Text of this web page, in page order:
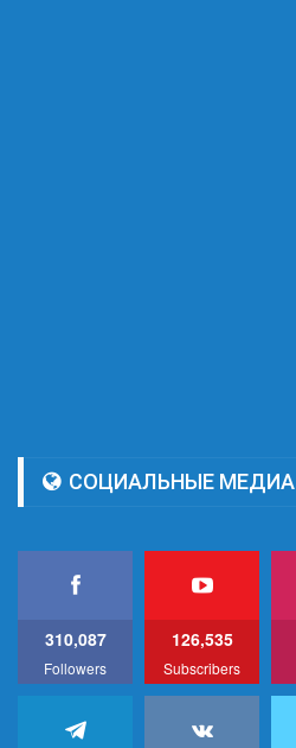
СОЦИАЛЬНЫЕ МЕДИА
310,087
Followers
126,535
Subscribers